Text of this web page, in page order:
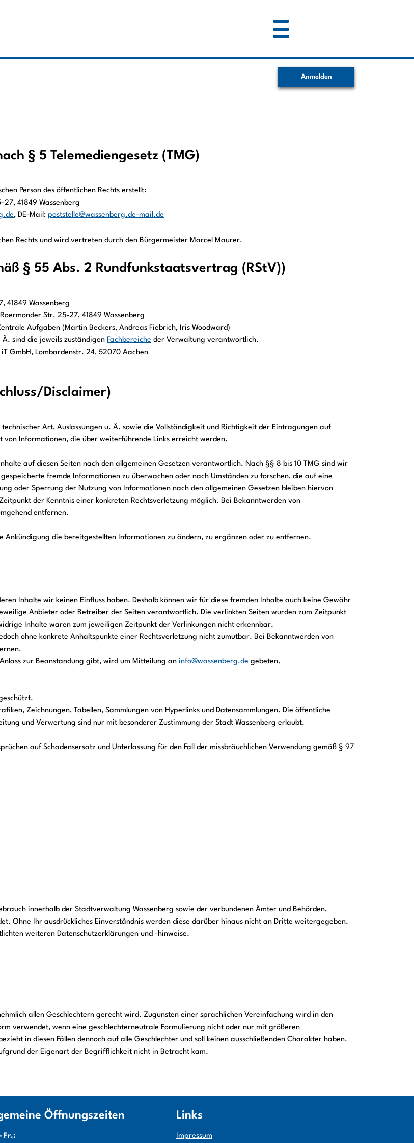
Anmelden
§ 5 Telemediengesetz (TMG)
Person des öffentlichen Rechts erstellt:
41849 Wassenberg
, DE-Mail: poststelle@wassenberg.de-mail.de
Rechts und wird vertreten durch den Bürgermeister Marcel Maurer.
§ 55 Abs. 2 Rundfunkstaatsvertrag (RStV))
41849 Wassenberg
Str. 25-27, 41849 Wassenberg
Aufgaben (Martin Beckers, Andreas Fiebrich, Iris Woodward)
sind die jeweils zuständigen Fachbereiche der Verwaltung verantwortlich.
GmbH, Lombardenstr. 24, 52070 Aachen
Disclaimer)
Art, Auslassungen u. Ä. sowie die Vollständigkeit und Richtigkeit der Eintragungen auf
Informationen, die über weiterführende Links erreicht werden.
auf diesen Seiten nach den allgemeinen Gesetzen verantwortlich. Nach §§ 8 bis 10 TMG sind wir
fremde Informationen zu überwachen oder nach Umständen zu forschen, die auf eine
oder Sperrung der Nutzung von Informationen nach den allgemeinen Gesetzen bleiben hiervon
der Kenntnis einer konkreten Rechtsverletzung möglich. Bei Bekanntwerden von
entfernen.
Ankündigung die bereitgestellten Informationen zu ändern, zu ergänzen oder zu entfernen.
Inhalte wir keinen Einfluss haben. Deshalb können wir für diese fremden Inhalte auch keine Gewähr
Anbieter oder Betreiber der Seiten verantwortlich. Die verlinkten Seiten wurden zum Zeitpunkt
Inhalte waren zum jeweiligen Zeitpunkt der Verlinkungen nicht erkennbar.
ohne konkrete Anhaltspunkte einer Rechtsverletzung nicht zumutbar. Bei Bekanntwerden von
zur Beanstandung gibt, wird um Mitteilung an info@wassenberg.de gebeten.
Zeichnungen, Tabellen, Sammlungen von Hyperlinks und Datensammlungen. Die öffentliche
und Verwertung sind nur mit besonderer Zustimmung der Stadt Wassenberg erlaubt.
auf Schadensersatz und Unterlassung für den Fall der missbräuchlichen Verwendung gemäß § 97
innerhalb der Stadtverwaltung Wassenberg sowie der verbundenen Ämter und Behörden,
Ohne Ihr ausdrückliches Einverständnis werden diese darüber hinaus nicht an Dritte weitergegeben.
weiteren Datenschutzerklärungen und -hinweise.
allen Geschlechtern gerecht wird. Zugunsten einer sprachlichen Vereinfachung wird in den
verwendet, wenn eine geschlechterneutrale Formulierung nicht oder nur mit größeren
in diesen Fällen dennoch auf alle Geschlechter und soll keinen ausschließenden Charakter haben.
der Eigenart der Begrifflichkeit nicht in Betracht kam.
Öffnungszeiten
Fr.:
Links
Impressum